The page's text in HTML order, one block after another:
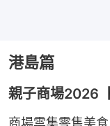
港島篇
親子商場2026